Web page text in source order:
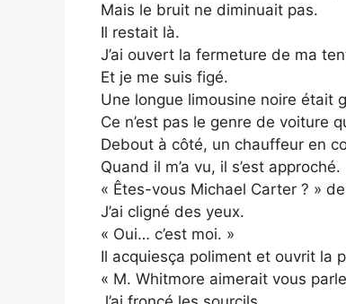
Mais le bruit ne diminuait pas.
Il restait là.
J’ai ouvert la fermeture de ma
Et je me suis figé.
Une longue limousine noire était
Ce n’est pas le genre de voiture
Debout à côté, un chauffeur en
Quand il m’a vu, il s’est approché.
« Êtes-vous Michael Carter ? »
J’ai cligné des yeux.
« Oui… c’est moi. »
Il acquiesça poliment et ouvrit la
« M. Whitmore aimerait vous